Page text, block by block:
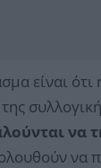
είναι
να
να